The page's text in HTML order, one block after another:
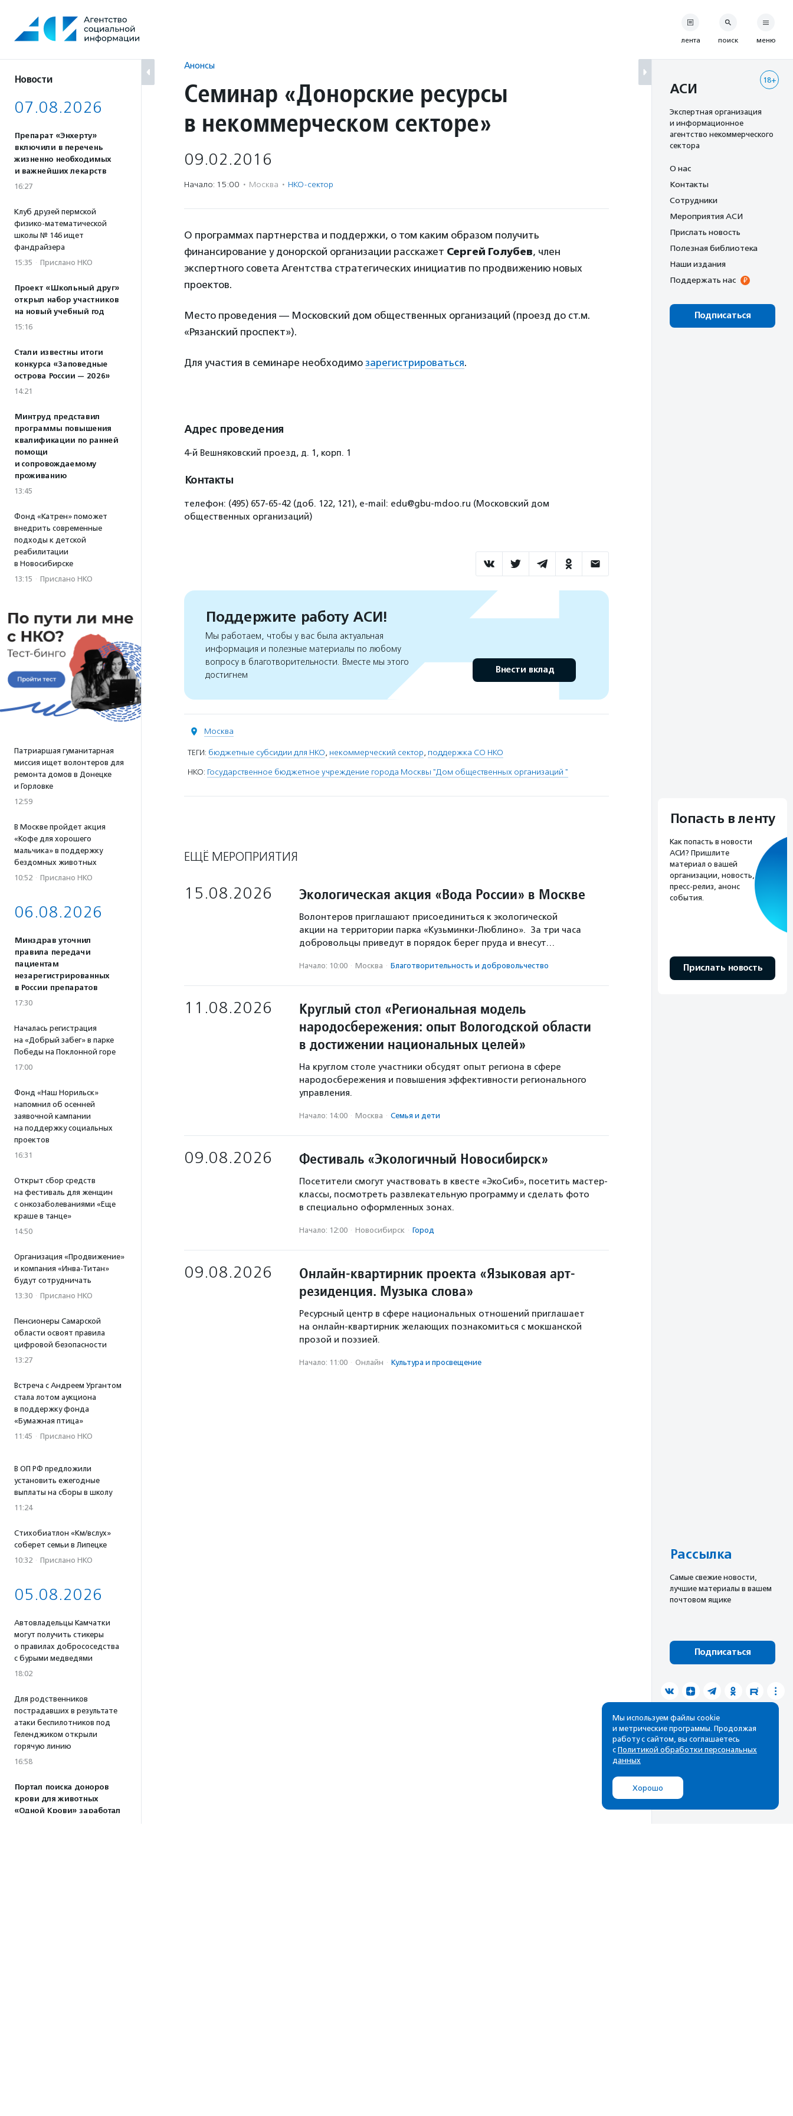
содержанию
Новости
07.08.2026
Препарат «Энхерту»
включили в перечень
жизненно необходимых
и важнейших лекарств
16:27
Клуб друзей пермской
физико-математической
школы № 146 ищет
фандрайзера
15:35 · Прислано НКО
Проект «Школьный друг»
открыл набор участников
на новый учебный год
15:16
Стали известны итоги
конкурса «Заповедные
острова России — 2026»
14:21
Минтруд представил
программы повышения
квалификации по ранней
помощи
и сопровождаемому
проживанию
13:45
Фонд «Катрен» поможет
внедрить современные
подходы к детской
реабилитации
в Новосибирске
13:15 · Прислано НКО
Патриаршая гуманитарная
миссия ищет волонтеров для
ремонта домов в Донецке
и Горловке
12:59
В Москве пройдет акция
«Кофе для хорошего
мальчика» в поддержку
бездомных животных
10:52 · Прислано НКО
06.08.2026
Минздрав уточнил
правила передачи
пациентам
незарегистрированных
в России препаратов
17:30
Началась регистрация
на «Добрый забег» в парке
Победы на Поклонной горе
17:00
Фонд «Наш Норильск»
напомнил об осенней
заявочной кампании
на поддержку социальных
проектов
16:31
Открыт сбор средств
на фестиваль для женщин
с онкозаболеваниями «Еще
краше в танце»
14:50
Организация «Продвижение»
и компания «Инва-Титан»
будут сотрудничать
13:30 · Прислано НКО
Пенсионеры Самарской
области освоят правила
цифровой безопасности
13:27
Встреча с Андреем Ургантом
стала лотом аукциона
в поддержку фонда
«Бумажная птица»
11:45 · Прислано НКО
В ОП РФ предложили
установить ежегодные
выплаты на сборы в школу
11:24
Стихобиатлон «Км/вслух»
соберет семьи в Липецке
10:32 · Прислано НКО
05.08.2026
Автовладельцы Камчатки
могут получить стикеры
о правилах добрососедства
с бурыми медведями
18:02
Для родственников
пострадавших в результате
атаки беспилотников под
Геленджиком открыли
горячую линию
16:58
Портал поиска доноров
крови для животных
«Одной Крови» заработал
Анонсы
Семинар «Донорские ресурсы
в некоммерческом секторе»
09.02.2016
Начало: 15:00 · Москва · НКО-сектор
О программах партнерства и поддержки, о том каким образом получить
финансирование у донорской организации расскажет Сергей Голубев, член
экспертного совета Агентства стратегических инициатив по продвижению новых
проектов.
Место проведения — Московский дом общественных организаций (проезд до ст.м.
«Рязанский проспект»).
Для участия в семинаре необходимо зарегистрироваться.
Адрес проведения
4-й Вешняковский проезд, д. 1, корп. 1
Контакты
телефон: (495) 657-65-42 (доб. 122, 121), e-mail: edu@gbu-mdoo.ru (Московский дом
общественных организаций)
Поддержите работу АСИ!
Мы работаем, чтобы у вас была актуальная
информация и полезные материалы по любому
вопросу в благотворительности. Вместе мы этого
достигнем
Внести вклад
Москва
ТЕГИ: бюджетные субсидии для НКО, некоммерческий сектор, поддержка СО НКО
НКО: Государственное бюджетное учреждение города Москвы "Дом общественных организаций "
ЕЩЁ МЕРОПРИЯТИЯ
15.08.2026 Экологическая акция «Вода России» в Москве
Волонтеров приглашают присоединиться к экологической
акции на территории парка «Кузьминки-Люблино». За три часа
добровольцы приведут в порядок берег пруда и внесут…
Начало: 10:00 · Москва · Благотвори­тель­ность и доброволь­чест­во
11.08.2026
Круглый стол «Региональная модель
народосбережения: опыт Вологодской области
в достижении национальных целей»
На круглом столе участники обсудят опыт региона в сфере
народосбережения и повышения эффективности регионального
управления.
Начало: 14:00 · Москва · Семья и дети
09.08.2026 Фестиваль «Экологичный Новосибирск»
Посетители смогут участвовать в квесте «ЭкоСиб», посетить мастер-
классы, посмотреть развлекательную программу и сделать фото
в специально оформленных зонах.
Начало: 12:00 · Новосибирск · Город
09.08.2026
Онлайн-квартирник проекта «Языковая арт-
резиденция. Музыка слова»
Ресурсный центр в сфере национальных отношений приглашает
на онлайн-квартирник желающих познакомиться с мокшанской
прозой и поэзией.
Начало: 11:00 · Онлайн · Культура и просвещение
лента поиск меню
18+
АСИ
Экспертная организация
и информационное
агентство некоммерческого
сектора
О нас
Контакты
Сотрудники
Мероприятия АСИ
Прислать новость
Полезная библиотека
Наши издания
Поддержать нас
Подписаться
Попасть в ленту
Как попасть в новости
АСИ? Пришлите
материал о вашей
организации, новость,
пресс-релиз, анонс
события.
Прислать новость
Рассылка
Cамые свежие новости,
лучшие материалы в вашем
почтовом ящике
Подписаться
Мы используем файлы cookie
и метрические программы. Продолжая
работу с сайтом, вы соглашаетесь
с Политикой обработки персональных
данных
Хорошо